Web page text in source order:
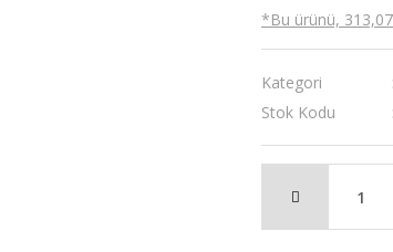
*Bu ürünü,
Kategori
Stok Kodu